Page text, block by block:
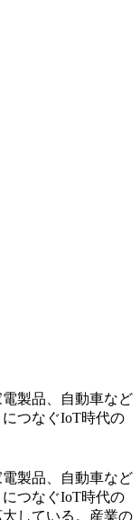
製品、自動車など
つなぐIoT時代の
製品、自動車など
つなぐIoT時代の
している。産業の